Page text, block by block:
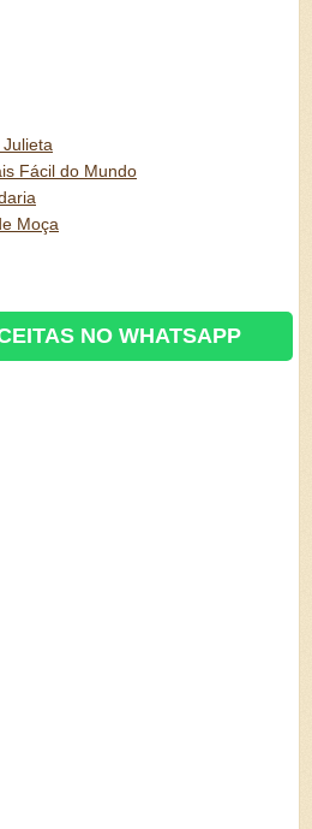
Fácil do Mundo
Moça
NO WHATSAPP